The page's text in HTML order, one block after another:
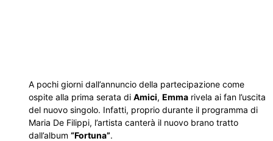
A pochi giorni dall’annuncio della partecipazione come
ospite alla prima serata di Amici, Emma rivela ai fan l’uscita
del nuovo singolo. Infatti, proprio durante il programma di
Maria De Filippi, l’artista canterà il nuovo brano tratto
dall’album “Fortuna”.